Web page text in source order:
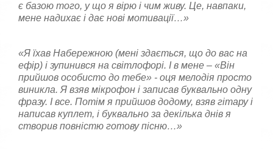
є базою того, у що я вірю і чим живу. Це, навпаки,
мене надихає і дає нові мотивації…»
«Я їхав Набережною (мені здається, що до вас на
ефір) і зупинився на світлофорі. І в мене – «Він
прийшов особисто до тебе» - оця мелодія просто
виникла. Я взяв мікрофон і записав буквально одну
фразу. І все. Потім я прийшов додому, взяв гітару і
написав куплет, і буквально за декілька днів я
створив повністю готову пісню…»